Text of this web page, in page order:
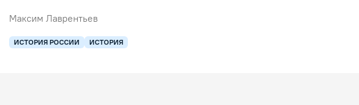
Максим Лаврентьев
ИСТОРИЯ РОССИИ ИСТОРИЯ